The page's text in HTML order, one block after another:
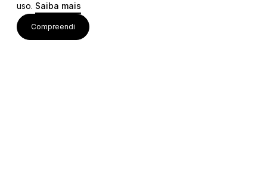
uso. Saiba mais
Compreendi
Links
Ligações Úteis
Contactos